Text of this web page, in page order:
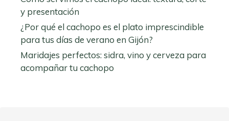
y presentación
¿Por qué el cachopo es el plato imprescindible
para tus días de verano en Gijón?
Maridajes perfectos: sidra, vino y cerveza para
acompañar tu cachopo